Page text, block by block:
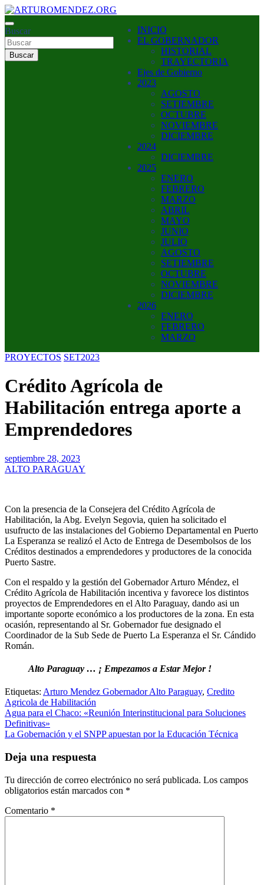
Saltar
al
contenido
ARTUROMENDEZ.ORG
ARTURO MENDEZ GOBERNADOR 2023
Buscar
Buscar
INICIO
EL GOBERNADOR
HISTORIAL
TRAYECTORIA
Ejes de Gobierno
2023
AGOSTO
SETIEMBRE
OCTUBRE
NOVIEMBRE
DICIEMBRE
2024
DICIEMBRE
2025
ENERO
FEBRERO
MARZO
ABRIL
MAYO
JUNIO
JULIO
AGOSTO
SETIEMBRE
OCTUBRE
NOVIEMBRE
DICIEMBRE
2026
ENERO
FEBRERO
MARZO
PROYECTOS SET2023
Crédito Agrícola de
Habilitación entrega aporte a
Emprendedores
septiembre 28, 2023
ALTO PARAGUAY
Con la presencia de la Consejera del Crédito Agrícola de
Habilitación, la Abg. Evelyn Segovia, quien ha solicitado el
usufructo de las instalaciones del Gobierno Departamental en Puerto
La Esperanza se realizó el Acto de Entrega de Desembolsos de los
Créditos destinados a emprendedores y productores de la conocida
Puerto Sastre.
Con el respaldo y la gestión del Gobernador Arturo Méndez, el
Crédito Agrícola de Habilitación incentiva y favorece los distintos
proyectos de Emprendedores en el Alto Paraguay, dando asi un
importante soporte económico a los productores de la zona. En esta
ocasión, representando al Sr. Gobernador fue designado el
Coordinador de la Sub Sede de Puerto La Esperanza el Sr. Cándido
Román.
Alto Paraguay … ¡ Empezamos a Estar Mejor !
Etiquetas: Arturo Mendez Gobernador Alto Paraguay, Credito
Agricola de Habilitación
Navegación
de
Agua para el Chaco: «Reunión Interinstitucional para Soluciones
Definitivas»
La Gobernación y el SNPP apuestan por la Educación Técnica
Deja una respuesta
Tu dirección de correo electrónico no será publicada. Los campos
obligatorios están marcados con *
Comentario *